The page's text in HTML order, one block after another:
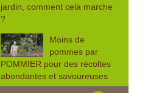
jardin, comment cela marche
?
Moins de
pommes par
POMMIER pour des récoltes
abondantes et savoureuses